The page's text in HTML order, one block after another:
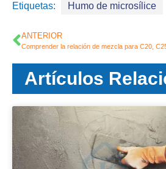
Etiquetas: Humo de microsílice
ANTERIOR
Comprender la relación de mezcla para C20,
Artículos